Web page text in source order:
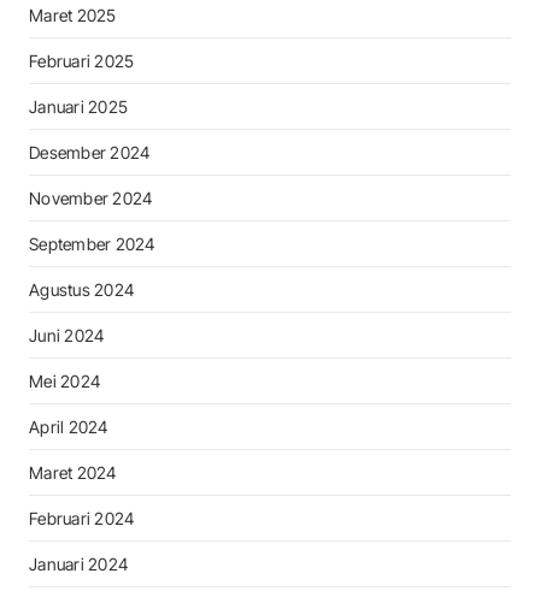
Maret 2025
Februari 2025
Januari 2025
Desember 2024
November 2024
September 2024
Agustus 2024
Juni 2024
Mei 2024
April 2024
Maret 2024
Februari 2024
Januari 2024